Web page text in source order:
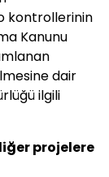
kontrollerinin
Kanunu
dair
ilgili
projelere